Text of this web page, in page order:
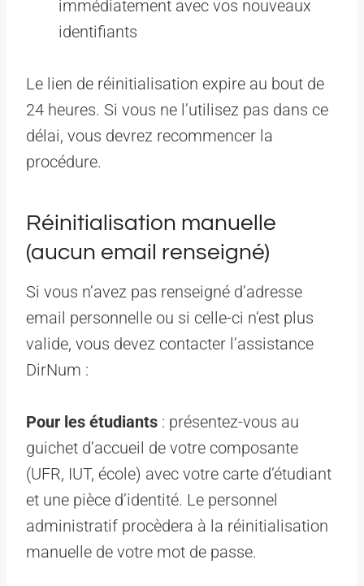
immédiatement avec vos nouveaux
identifiants
Le lien de réinitialisation expire au bout de
24 heures. Si vous ne l’utilisez pas dans ce
délai, vous devrez recommencer la
procédure.
Réinitialisation manuelle
(aucun email renseigné)
Si vous n’avez pas renseigné d’adresse
email personnelle ou si celle-ci n’est plus
valide, vous devez contacter l’assistance
DirNum :
Pour les étudiants : présentez-vous au
guichet d’accueil de votre composante
(UFR, IUT, école) avec votre carte d’étudiant
et une pièce d’identité. Le personnel
administratif procèdera à la réinitialisation
manuelle de votre mot de passe.